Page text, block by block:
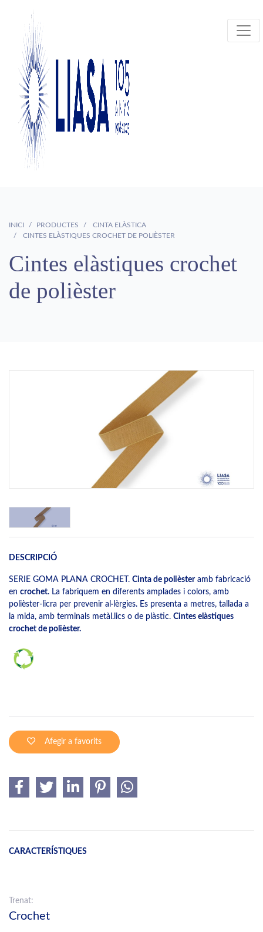
INICI PRODUCTES
CINTA ELÀSTICA
CINTES ELÀSTIQUES CROCHET DE POLIÈSTER
Cintes elàstiques crochet
de polièster
DESCRIPCIÓ
SERIE GOMA PLANA CROCHET. Cinta de polièsteramb fabricació
en crochet. La fabriquem en diferents amplades i colors, amb
polièster-licra per prevenir al·lèrgies. Es presenta a metres, tallada a
la mida, amb terminals metàl.lics o de plàstic. Cintes elàstiques
crochet de polièster.
Afegir a favorits
CARACTERÍSTIQUES
Trenat:
Crochet